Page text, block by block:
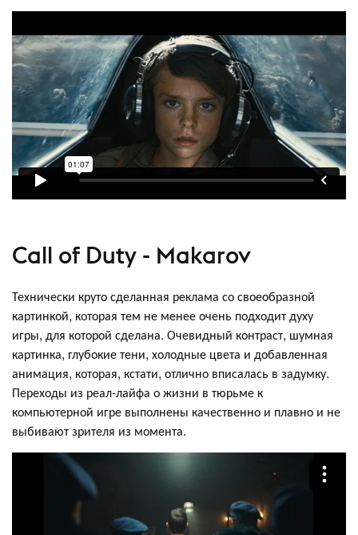
Call of Duty - Makarov
Технически круто сделанная реклама со своеобразной
картинкой, которая тем не менее очень подходит духу
игры, для которой сделана. Очевидный контраст, шумная
картинка, глубокие тени, холодные цвета и добавленная
анимация, которая, кстати, отлично вписалась в задумку.
Переходы из реал-лайфа о жизни в тюрьме к
компьютерной игре выполнены качественно и плавно и не
выбивают зрителя из момента.